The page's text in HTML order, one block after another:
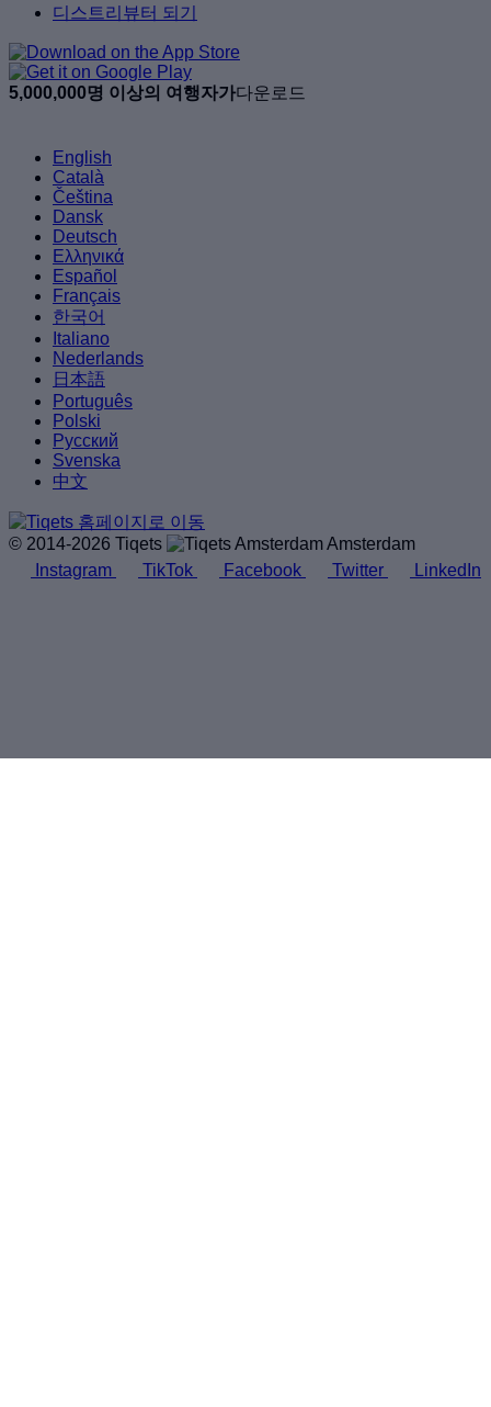
디스트리뷰터 되기
5,000,000명 이상의 여행자가다운로드
English
Català
Čeština
Dansk
Deutsch
Ελληνικά
Español
Français
한국어
Italiano
Nederlands
日本語
Português
Polski
Русский
Svenska
中文
© 2014-2026 Tiqets
Amsterdam
Instagram
TikTok Facebook Twitter LinkedIn